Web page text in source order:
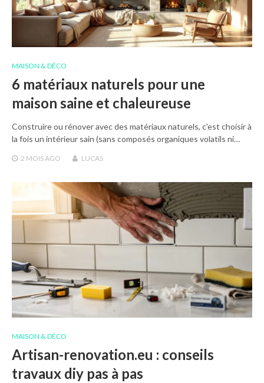
MAISON & DÉCO
6 matériaux naturels pour une
maison saine et chaleureuse
Construire ou rénover avec des matériaux naturels, c'est choisir à
la fois un intérieur sain (sans composés organiques volatils ni…
2 MOIS AGO LUCAS
MAISON & DÉCO
Artisan-renovation.eu : conseils
travaux diy pas à pas